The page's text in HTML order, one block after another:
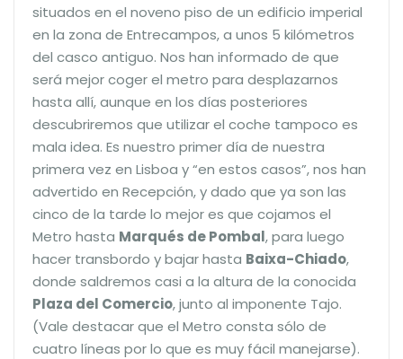
situados en el noveno piso de un edificio imperial
en la zona de Entrecampos, a unos 5 kilómetros
del casco antiguo. Nos han informado de que
será mejor coger el metro para desplazarnos
hasta allí, aunque en los días posteriores
descubriremos que utilizar el coche tampoco es
mala idea. Es nuestro primer día de nuestra
primera vez en Lisboa y “en estos casos”, nos han
advertido en Recepción, y dado que ya son las
cinco de la tarde lo mejor es que cojamos el
Metro hasta Marqués de Pombal, para luego
hacer transbordo y bajar hasta Baixa-Chiado,
donde saldremos casi a la altura de la conocida
Plaza del Comercio, junto al imponente Tajo.
(Vale destacar que el Metro consta sólo de
cuatro líneas por lo que es muy fácil manejarse).